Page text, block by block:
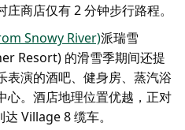
商店仅有 2 分钟步行路程。
Snowy River)派瑞雪
Resort) 的滑雪季期间还提
表演的酒吧、健身房、蒸汽浴
心。酒店地理位置优越，正对
Village 8 缆车。